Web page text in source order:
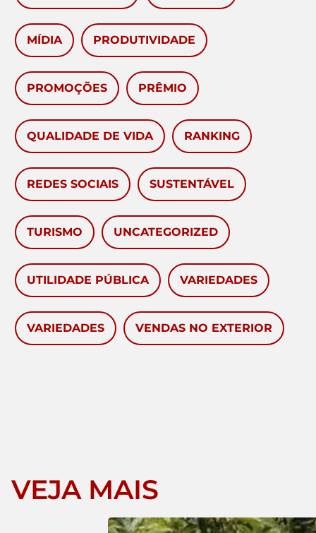
MÍDIA PRODUTIVIDADE
PROMOÇÕES PRÊMIO
QUALIDADE DE VIDA RANKING
REDES SOCIAIS SUSTENTÁVEL
TURISMO UNCATEGORIZED
UTILIDADE PÚBLICA VARIEDADES
VARIEDADES VENDAS NO EXTERIOR
VEJA MAIS